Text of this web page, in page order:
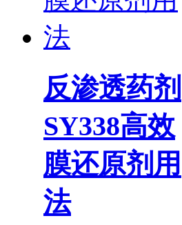
反渗透药剂
SY338高效
膜还原剂用
法